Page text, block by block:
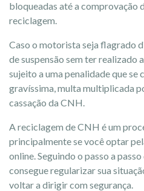
bloqueadas até a comprovação
reciclagem.
Caso o motorista seja flagrado
de suspensão sem ter realizado
sujeito a uma penalidade que se
gravíssima, multa multiplicada
cassação da CNH.
A reciclagem de CNH é um
principalmente se você optar
online. Seguindo o passo a
consegue regularizar sua
voltar a dirigir com segurança.